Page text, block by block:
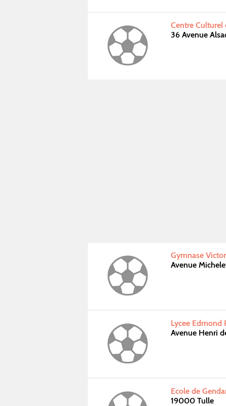
Centre
36 Avenue
Gymnase
Avenue
Lycee Edmond
Avenue Henri
Ecole de
19000 Tulle